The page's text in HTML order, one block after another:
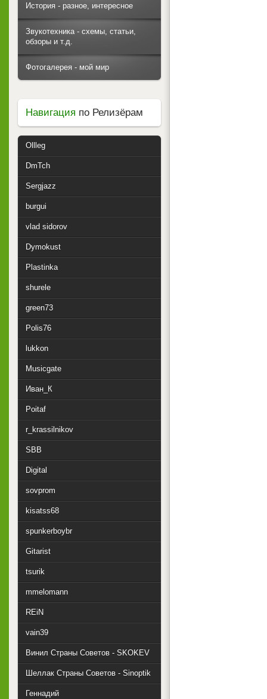
История - разное, интересное
Звукотехника - схемы, статьи,
обзоры и т.д.
Фотогалерея - мой мир
Навигация по Релизёрам
Ollleg
DmTch
Sergjazz
burgui
vlad sidorov
Dymokust
Plastinka
shurele
green73
Polis76
lukkon
Musicgate
Иван_К
Poitaf
r_krassilnikov
SBB
Digital
sovprom
kisatss68
spunkerboybr
Gitarist
tsurik
mmelomann
REiN
vain39
Винил Страны Советов - SKOKEV
Шеллак Страны Советов - Sinoptik
Геннадий